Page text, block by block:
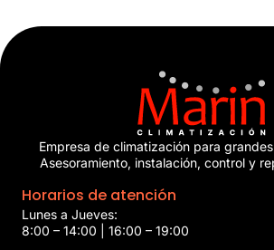
Empresa de climatización para
Asesoramiento, instalación, control y
Horarios de atención
Lunes a Jueves:
8:00 – 14:00 | 16:00 – 19:00